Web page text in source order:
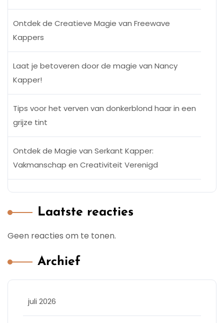
Ontdek de Creatieve Magie van Freewave
Kappers
Laat je betoveren door de magie van Nancy
Kapper!
Tips voor het verven van donkerblond haar in een
grijze tint
Ontdek de Magie van Serkant Kapper:
Vakmanschap en Creativiteit Verenigd
Laatste reacties
Geen reacties om te tonen.
Archief
juli 2026